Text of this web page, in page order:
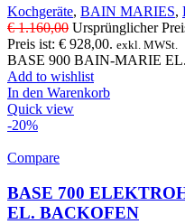
Kochgeräte, BAIN MARIES,
€1.160,00 Ursprünglicher
Preis ist: € 928,00. exkl. MWSt.
BASE 900 BAIN-MARIE EL.
Add to wishlist
In den Warenkorb
Quick view
-20%
Compare
BASE 700
EL. BACKOFEN